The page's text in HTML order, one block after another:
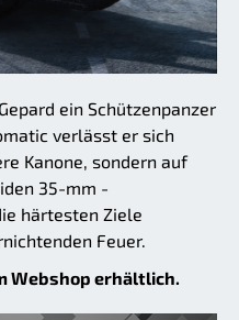
ein Schützenpanzer
verlässt er sich
Kanone, sondern auf
35-mm -
härtesten Ziele
Feuer.
Webshop erhältlich.